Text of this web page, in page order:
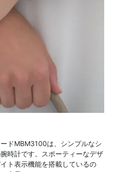
ドMBM3100は、シンプルなシ
時計です。スポーティーなデザ
ト表示機能を搭載しているの